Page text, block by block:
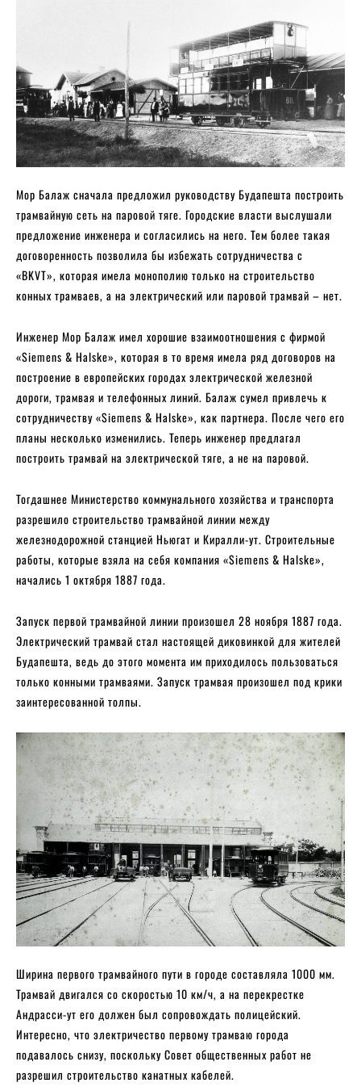
Мор Балаж сначала предложил руководству Будапешта построить
трамвайную сеть на паровой тяге. Городские власти выслушали
предложение инженера и согласились на него. Тем более такая
договоренность позволила бы избежать сотрудничества с
«BKVT», которая имела монополию только на строительство
конных трамваев, а на электрический или паровой трамвай – нет.
Инженер Мор Балаж имел хорошие взаимоотношения с фирмой
«Siemens & Halske», которая в то время имела ряд договоров на
построение в европейских городах электрической железной
дороги, трамвая и телефонных линий. Балаж сумел привлечь к
сотрудничеству «Siemens & Halske», как партнера. После чего его
планы несколько изменились. Теперь инженер предлагал
построить трамвай на электрической тяге, а не на паровой.
Тогдашнее Министерство коммунального хозяйства и транспорта
разрешило строительство трамвайной линии между
железнодорожной станцией Ньюгат и Киралли-ут. Строительные
работы, которые взяла на себя компания «Siemens & Halske»,
начались 1 октября 1887 года.
Запуск первой трамвайной линии произошел 28 ноября 1887 года.
Электрический трамвай стал настоящей диковинкой для жителей
Будапешта, ведь до этого момента им приходилось пользоваться
только конными трамваями. Запуск трамвая произошел под крики
заинтересованной толпы.
Ширина первого трамвайного пути в городе составляла 1000 мм.
Трамвай двигался со скоростью 10 км/ч, а на перекрестке
Андрасси-ут его должен был сопровождать полицейский.
Интересно, что электричество первому трамваю города
подавалось снизу, поскольку Совет общественных работ не
разрешил строительство канатных кабелей.